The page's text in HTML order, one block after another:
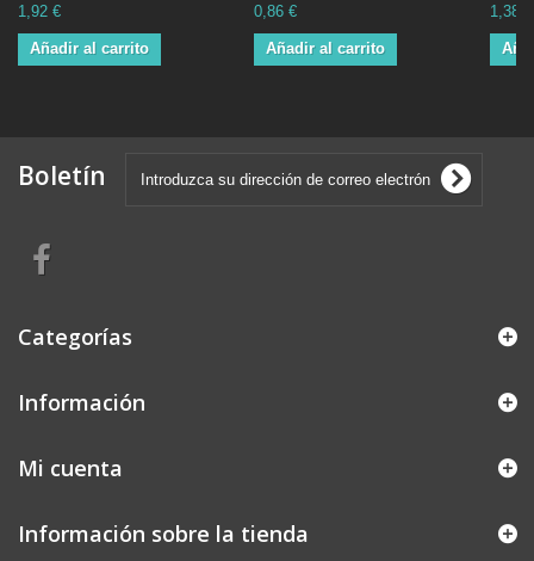
1,92 €
Añadir al carrito
0,86 €
Añadir al carrito
1,38 €
Boletín
Categorías
Información
Mi cuenta
Información sobre la tienda